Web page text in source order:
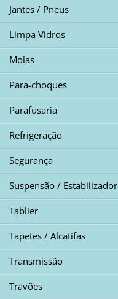
Jantes / Pneus
Limpa Vidros
Molas
Para-choques
Parafusaria
Refrigeração
Segurança
Suspensão / Estabilizador
Tablier
Tapetes / Alcatifas
Transmissão
Travões